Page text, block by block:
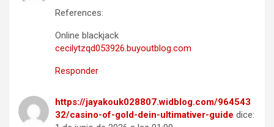
References:
Online blackjack
cecilytzqd053926.buyoutblog.com
Responder
https://jayakouk028807.widblog.com/964543
32/casino-of-gold-dein-ultimativer-guide dice: